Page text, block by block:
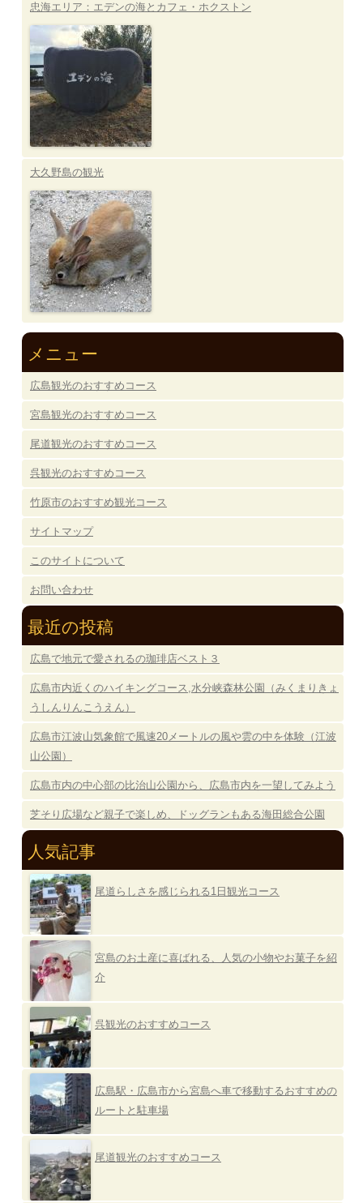
忠海エリア：エデンの海とカフェ・ホクストン
大久野島の観光
メニュー
広島観光のおすすめコース
宮島観光のおすすめコース
尾道観光のおすすめコース
呉観光のおすすめコース
竹原市のおすすめ観光コース
サイトマップ
このサイトについて
お問い合わせ
最近の投稿
広島で地元で愛されるの珈琲店ベスト３
広島市内近くのハイキングコース,水分峡森林公園（みくまりきょ
うしんりんこうえん）
広島市江波山気象館で風速20メートルの風や雲の中を体験（江波
山公園）
広島市内の中心部の比治山公園から、広島市内を一望してみよう
芝そり広場など親子で楽しめ、ドッグランもある海田総合公園
人気記事
尾道らしさを感じられる1日観光コース
宮島のお土産に喜ばれる、人気の小物やお菓子を紹
介
呉観光のおすすめコース
広島駅・広島市から宮島へ車で移動するおすすめの
ルートと駐車場
尾道観光のおすすめコース